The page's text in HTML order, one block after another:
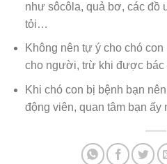
như sôcôla, quả bơ, các đồ
tỏi…
Không nên tự ý cho chó
cho người, trừ khi được bác
Khi chó con bị bệnh bạn
động viên, quan tâm bạn ấy